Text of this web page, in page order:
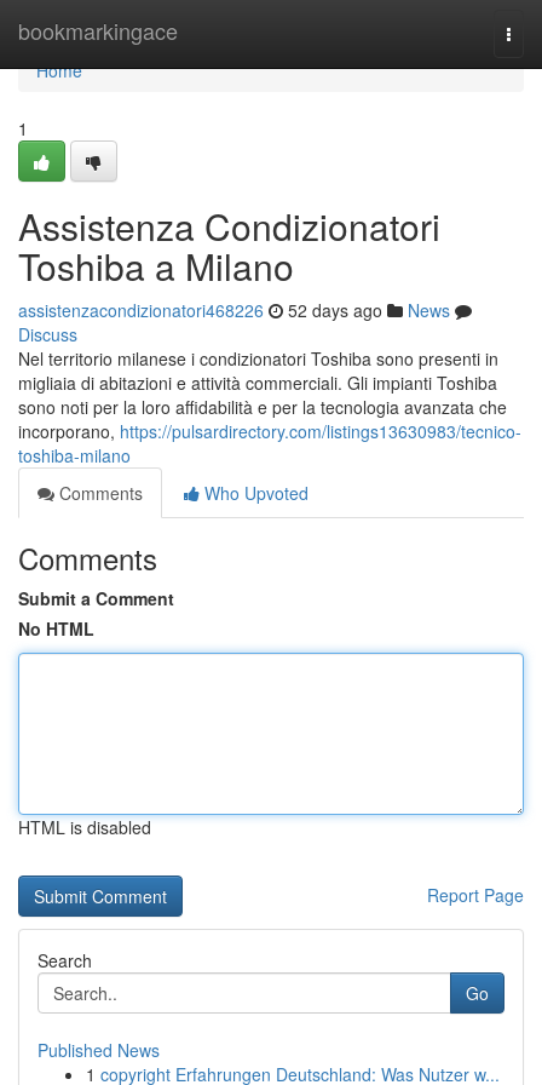
bookmarkingace
Home
Home
1
Assistenza Condizionatori
Toshiba a Milano
assistenzacondizionatori468226 52 days ago
News
Discuss
Nel territorio milanese i condizionatori Toshiba sono presenti in
migliaia di abitazioni e attività commerciali. Gli impianti Toshiba
sono noti per la loro affidabilità e per la tecnologia avanzata che
incorporano, https://pulsardirectory.com/listings13630983/tecnico-
toshiba-milano
Comments
Who Upvoted
Comments
Submit a Comment
No HTML
HTML is disabled
Report Page
Search
Go
Published News
1 copyright Erfahrungen Deutschland: Was Nutzer w...